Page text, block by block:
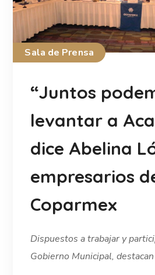
Sala de Prensa
“Juntos
levantar a
dice Abelina
empresarios
Coparmex
Dispuestos a trabajar y
Gobierno Municipal,